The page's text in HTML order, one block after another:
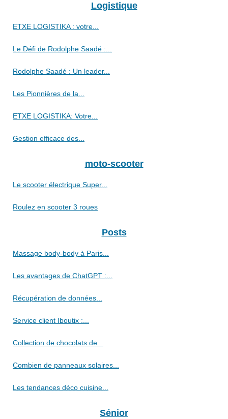
Logistique
ETXE LOGISTIKA : votre...
Le Défi de Rodolphe Saadé :...
Rodolphe Saadé : Un leader...
Les Pionnières de la...
ETXE LOGISTIKA: Votre...
Gestion efficace des...
moto-scooter
Le scooter électrique Super...
Roulez en scooter 3 roues
Posts
Massage body-body à Paris...
Les avantages de ChatGPT :...
Récupération de données...
Service client Iboutix :...
Collection de chocolats de...
Combien de panneaux solaires...
Les tendances déco cuisine...
Sénior